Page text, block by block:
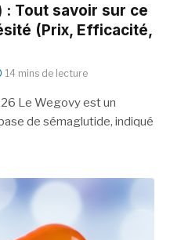
: Tout savoir sur ce
(Prix, Efficacité,
14 mins de lecture
Le Wegovy est un
de sémaglutide, indiqué